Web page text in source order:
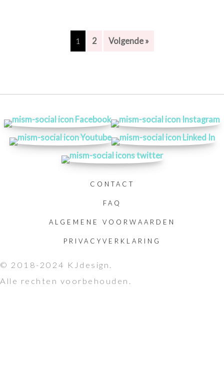
1 2 Volgende »
CONTACT
FAQ
ALGEMENE VOORWAARDEN
PRIVACYVERKLARING
© 2018-2024 KJdesign.
Alle rechten voorbehouden.